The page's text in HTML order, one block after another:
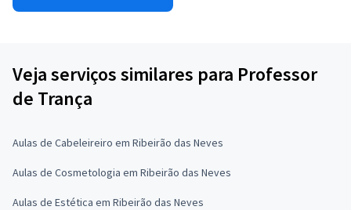
Veja serviços similares para Professor
de Trança
Aulas de Cabeleireiro em Ribeirão das Neves
Aulas de Cosmetologia em Ribeirão das Neves
Aulas de Estética em Ribeirão das Neves